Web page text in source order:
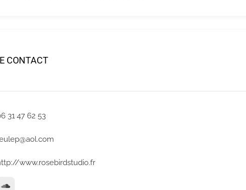
CONTACT
31 47 62 53
www.rosebirdstudio.fr